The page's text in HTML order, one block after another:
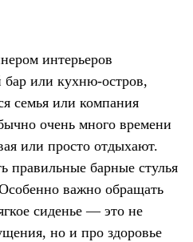
интерьеров
бар или кухню-остров,
семья или компания
очень много времени
или просто отдыхают.
правильные барные стулья
важно обращать
сиденье — это не
но и про здоровье